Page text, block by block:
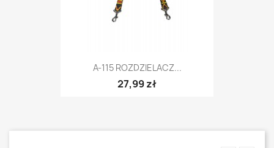
A-115 ROZDZIELACZ...
27,99 zł